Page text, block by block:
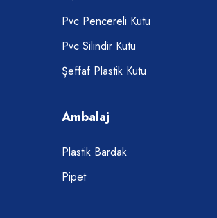
Pvc Pencereli Kutu
Pvc Silindir Kutu
Şeffaf Plastik Kutu
Ambalaj
Plastik Bardak
Pipet